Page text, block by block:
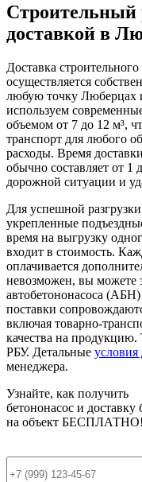
Строительный
доставкой в
Доставка
осуществляется
любую точку Люберцах
используем
объемом от 7 до 12 м³,
транспорт для любого
расходы. Время
обычно составляет от 1
дорожной ситуации и
Для успешной
укрепленные
время на выгрузку
входит в стоимость.
оплачивается
невозможен, вы можете
автобетононасоса
поставки
включая товарно-
качества на
РБУ. Детальные условия
менеджера.
Узнайте, как получить
бетононасос и доставку
на объект БЕСПЛАТНО!